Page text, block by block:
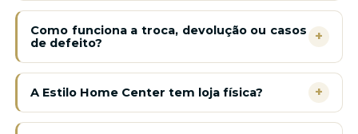
Como funciona a troca, devolução ou casos
de defeito?
+
A Estilo Home Center tem loja física? +